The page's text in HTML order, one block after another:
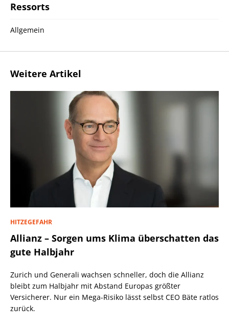
Ressorts
Allgemein
Weitere Artikel
HITZEGEFAHR
Allianz – Sorgen ums Klima überschatten das
gute Halbjahr
Zurich und Generali wachsen schneller, doch die Allianz
bleibt zum Halbjahr mit Abstand Europas größter
Versicherer. Nur ein Mega-Risiko lässt selbst CEO Bäte ratlos
zurück.